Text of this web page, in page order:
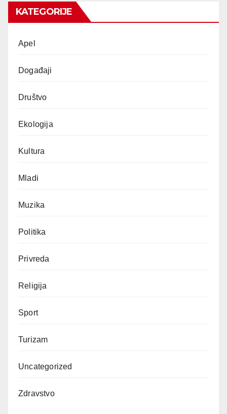
KATEGORIJE
Apel
Događaji
Društvo
Ekologija
Kultura
Mladi
Muzika
Politika
Privreda
Religija
Sport
Turizam
Uncategorized
Zdravstvo